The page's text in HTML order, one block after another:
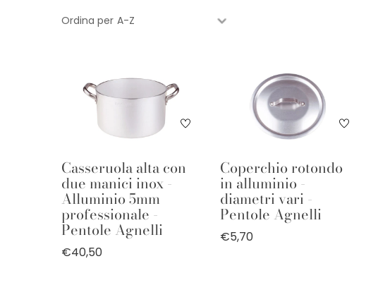
Ordina per
Casseruola alta con
due manici inox -
Alluminio 5mm
professionale -
Pentole Agnelli
€40,50
Coperchio rotondo
in alluminio -
diametri vari -
Pentole Agnelli
€5,70